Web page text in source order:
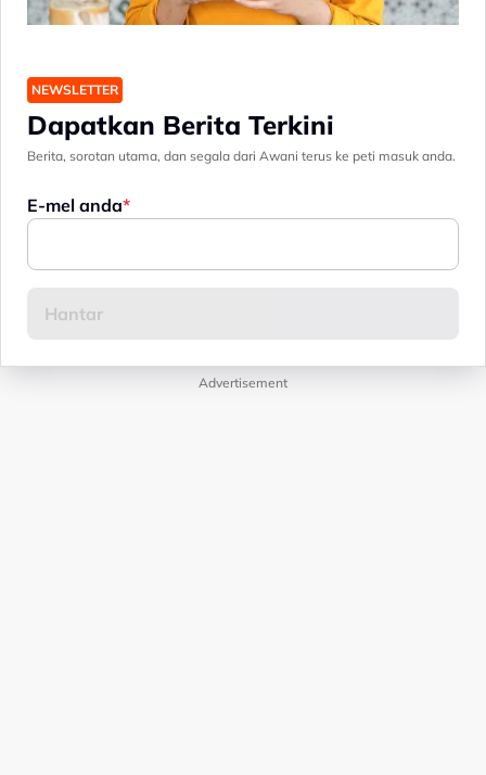
NEWSLETTER
Dapatkan Berita Terkini
Berita, sorotan utama, dan segala dari Awani terus ke peti masuk anda.
E-mel anda
Advertisement